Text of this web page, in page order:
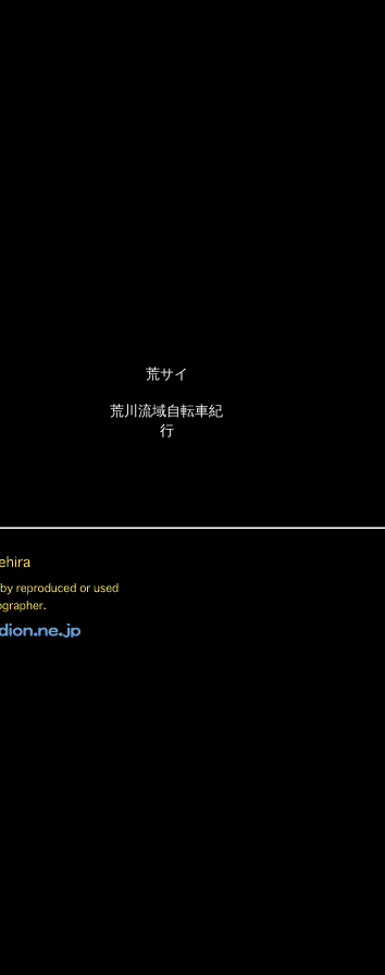
荒サイ
荒川流域自転車紀
行